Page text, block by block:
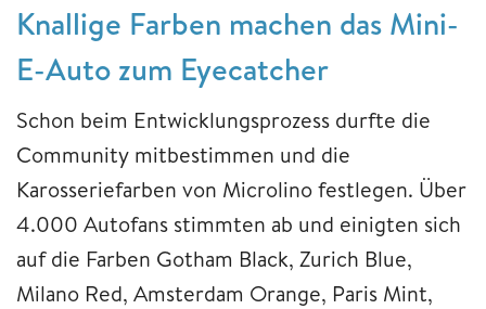
Knallige Farben machen das Mini-
E-Auto zum Eyecatcher
Schon beim Entwicklungsprozess durfte die
Community mitbestimmen und die
Karosseriefarben von Microlino festlegen. Über
4.000 Autofans stimmten ab und einigten sich
auf die Farben Gotham Black, Zurich Blue,
Milano Red, Amsterdam Orange, Paris Mint,